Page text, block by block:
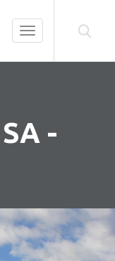
Toggle
navigation
-